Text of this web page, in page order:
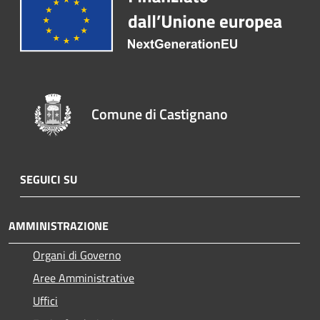
Comune di Castignano
SEGUICI SU
AMMINISTRAZIONE
Organi di Governo
Aree Amministrative
Uffici